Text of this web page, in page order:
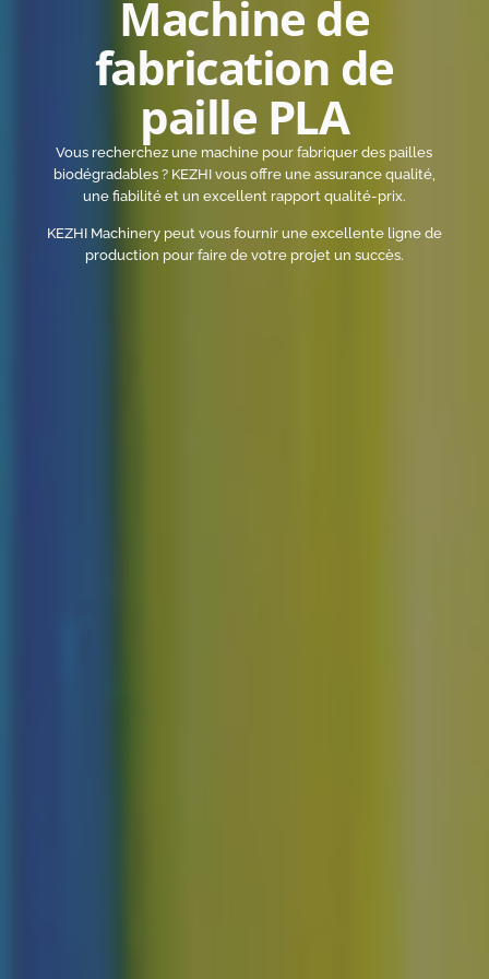
Machine de
fabrication de
paille PLA
Vous recherchez une machine pour fabriquer des pailles
biodégradables ? KEZHI vous offre une assurance qualité,
une fiabilité et un excellent rapport qualité-prix.
KEZHI Machinery peut vous fournir une excellente ligne de
production pour faire de votre projet un succès.